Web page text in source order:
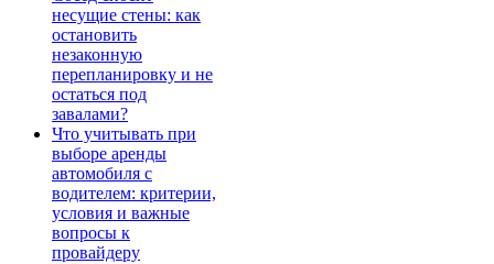
несущие стены: как
остановить
незаконную
перепланировку и не
остаться под
завалами?
Что учитывать при
выборе аренды
автомобиля с
водителем: критерии,
условия и важные
вопросы к
провайдеру